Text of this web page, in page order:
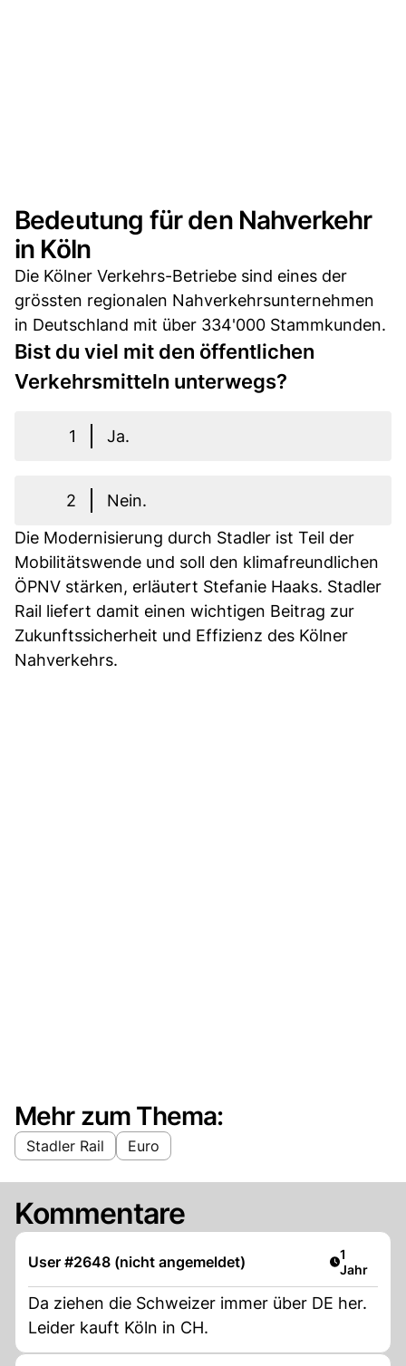
Bedeutung für den Nahverkehr
in Köln
Die Kölner Verkehrs-Betriebe sind eines der
grössten regionalen Nahverkehrsunternehmen
in Deutschland mit über 334'000 Stammkunden.
Bist du viel mit den öffentlichen
Verkehrsmitteln unterwegs?
1 Ja.
2
Nein.
Die Modernisierung durch Stadler ist Teil der
Mobilitätswende und soll den klimafreundlichen
ÖPNV stärken, erläutert Stefanie Haaks. Stadler
Rail liefert damit einen wichtigen Beitrag zur
Zukunftssicherheit und Effizienz des Kölner
Nahverkehrs.
Mehr zum Thema:
Stadler Rail Euro
Kommentare
User #2648 (nicht angemeldet) Artikel
1
Jahr
Da ziehen die Schweizer immer über DE her.
Leider kauft Köln in CH.